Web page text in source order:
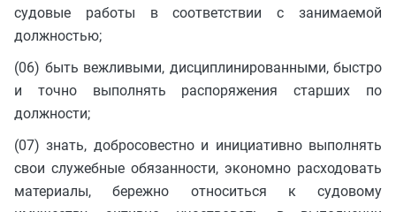
судовые работы в соответствии с занимаемой
должностью;
(06) быть вежливыми, дисциплинированными, быстро
и точно выполнять распоряжения старших по
должности;
(07) знать, добросовестно и инициативно выполнять
свои служебные обязанности, экономно расходовать
материалы, бережно относиться к судовому